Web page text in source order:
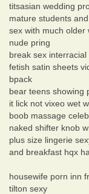
titsasian wedding
mature students
sex with much older
nude pring
break sex interracial
fetish satin sheets
bpack
bear teens showing
it lick not vixeo wet
boob massage
naked shifter knob
plus size lingerie
and breakfast hqx
housewife porn inn
tilton sexy